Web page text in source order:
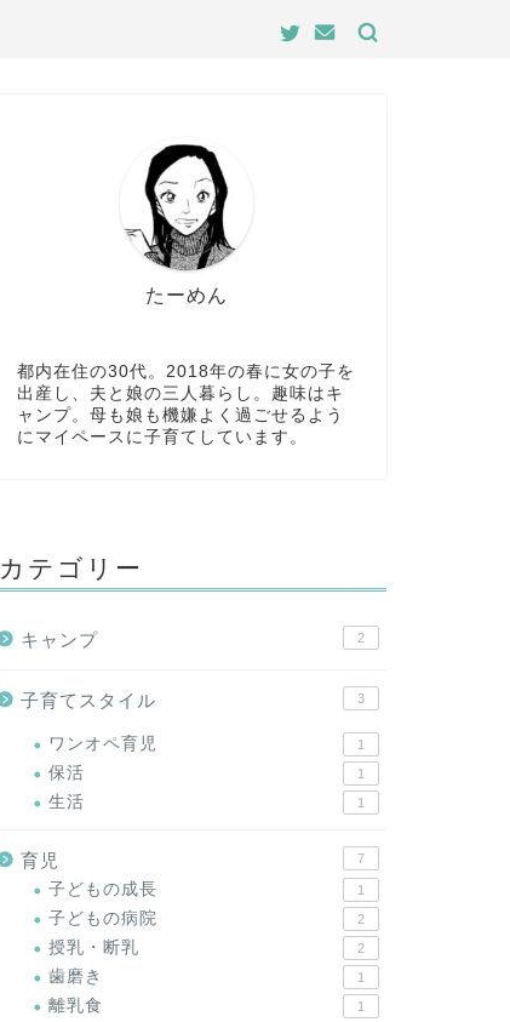
たーめん
都内在住の30代。2018年の春に女の子を
出産し、夫と娘の三人暮らし。趣味はキ
ャンプ。母も娘も機嫌よく過ごせるよう
にマイペースに子育てしています。
カテゴリー
キャンプ 2
子育てスタイル 3
ワンオペ育児 1
保活 1
生活 1
育児 7
子どもの成長 1
子どもの病院 2
授乳・断乳 2
歯磨き 1
離乳食 1